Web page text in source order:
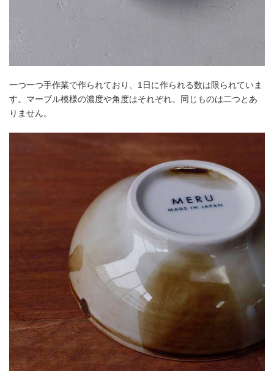
一つ一つ手作業で作られており、1日に作られる数は限られていま
す。マーブル模様の濃度や角度はそれぞれ。同じものは二つとあ
りません。